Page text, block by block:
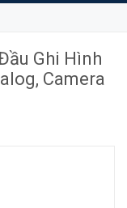
Ghi Hình
Camera